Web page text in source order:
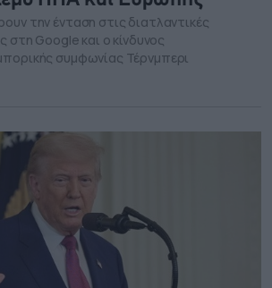
την ένταση στις διατλαντικές
στη Google και ο κίνδυνος
συμφωνίας Τέρνμπερι